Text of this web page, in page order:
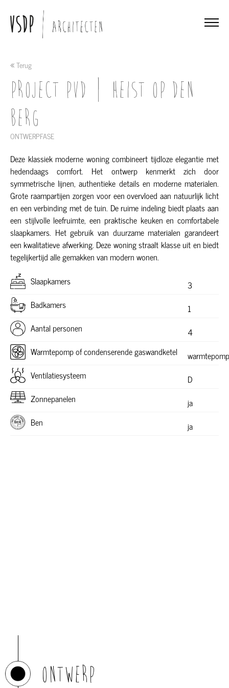
Terug
Project PVD | HEIST OP DEN
BERG
ONTWERPFASE
Deze klassiek moderne woning combineert tijdloze elegantie met
hedendaags comfort. Het ontwerp kenmerkt zich door
symmetrische lijnen, authentieke details en moderne materialen.
Grote raampartijen zorgen voor een overvloed aan natuurlijk licht
en een verbinding met de tuin. De ruime indeling biedt plaats aan
een stijlvolle leefruimte, een praktische keuken en comfortabele
slaapkamers. Het gebruik van duurzame materialen garandeert
een kwalitatieve afwerking. Deze woning straalt klasse uit en biedt
tegelijkertijd alle gemakken van modern wonen.
Slaapkamers
3
Badkamers
1
Aantal personen
4
Warmtepomp of condenserende gaswandketel
warmtepomp
Ventilatiesysteem
D
Zonnepanelen
ja
Ben
ja
Ontwerp